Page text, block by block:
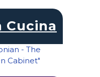
Cucina